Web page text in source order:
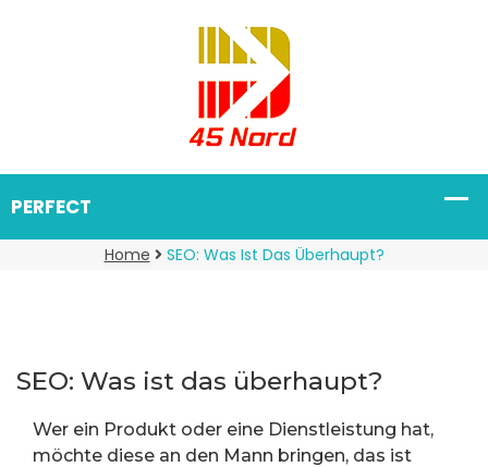
Home SEO: Was Ist Das Überhaupt?
SEO: Was ist das überhaupt?
Wer ein Produkt oder eine Dienstleistung hat,
möchte diese an den Mann bringen, das ist